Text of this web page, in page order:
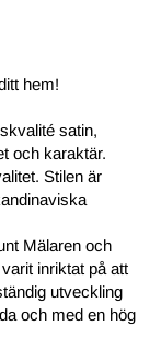
hem!
satin,
och karaktär.
Stilen är
Mälaren och
inriktat på att
utveckling
och med en hög